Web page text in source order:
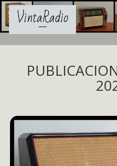
Skip
contentVintaRadio